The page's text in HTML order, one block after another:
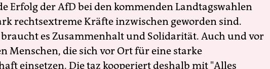
Erfolg der AfD bei den kommenden Landtagswahlen
rechtsextreme Kräfte inzwischen geworden sind.
braucht es Zusammenhalt und Solidarität. Auch und vor
Menschen, die sich vor Ort für eine starke
einsetzen. Die taz kooperiert deshalb mit "Alles